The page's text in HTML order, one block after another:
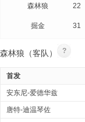
森林狼 22
掘金 31
森林狼（客队） ?
首发
安东尼-爱德华兹
唐特-迪温琴佐